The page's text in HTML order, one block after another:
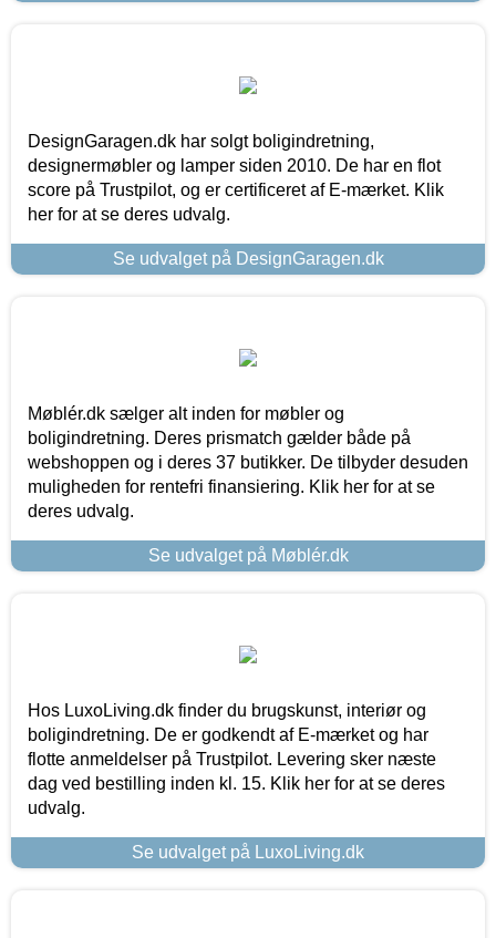
DesignGaragen.dk har solgt boligindretning,
designermøbler og lamper siden 2010. De har en flot
score på Trustpilot, og er certificeret af E-mærket. Klik
her for at se deres udvalg.
Se udvalget på DesignGaragen.dk
Møblér.dk sælger alt inden for møbler og
boligindretning. Deres prismatch gælder både på
webshoppen og i deres 37 butikker. De tilbyder desuden
muligheden for rentefri finansiering. Klik her for at se
deres udvalg.
Se udvalget på Møblér.dk
Hos LuxoLiving.dk finder du brugskunst, interiør og
boligindretning. De er godkendt af E-mærket og har
flotte anmeldelser på Trustpilot. Levering sker næste
dag ved bestilling inden kl. 15. Klik her for at se deres
udvalg.
Se udvalget på LuxoLiving.dk